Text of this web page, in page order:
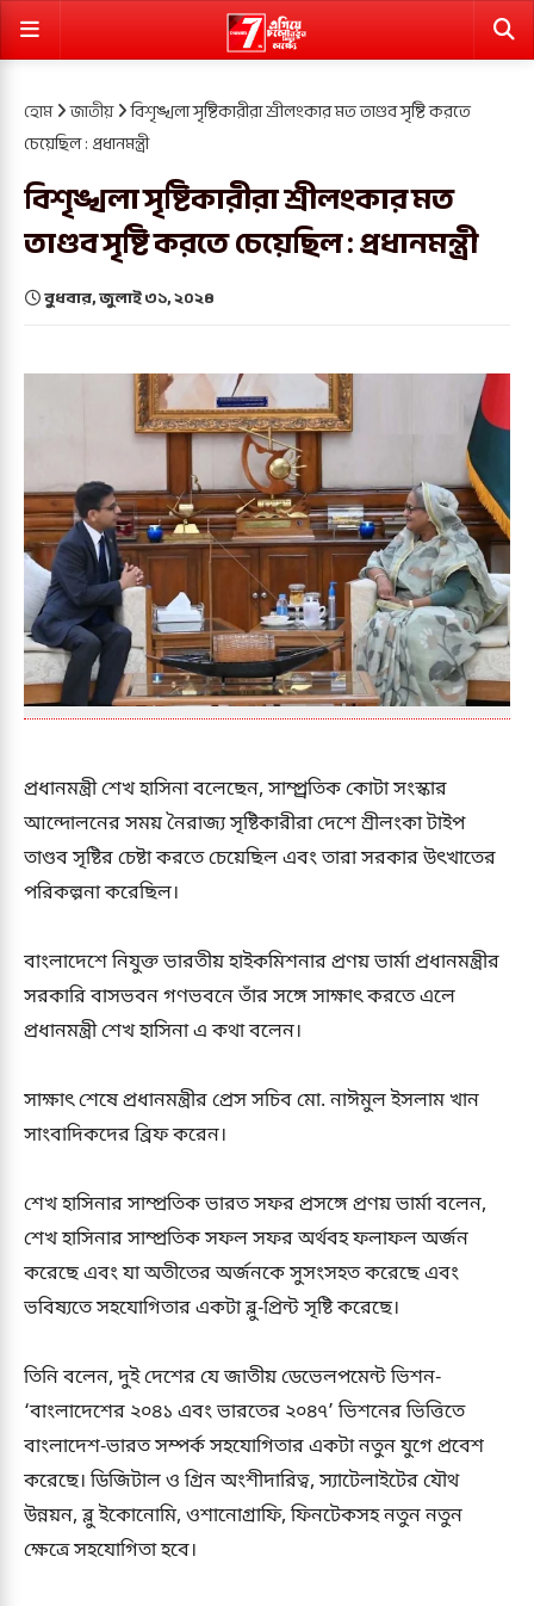
হোম জাতীয় বিশৃঙ্খলা সৃষ্টিকারীরা শ্রীলংকার মত তাণ্ডব সৃষ্টি করতে
চেয়েছিল : প্রধানমন্ত্রী
বিশৃঙ্খলা সৃষ্টিকারীরা শ্রীলংকার মত
তাণ্ডব সৃষ্টি করতে চেয়েছিল : প্রধানমন্ত্রী
বুধবার, জুলাই ৩১, ২০২৪
প্রধানমন্ত্রী শেখ হাসিনা বলেছেন, সাম্প্র্রতিক কোটা সংস্কার
আন্দোলনের সময় নৈরাজ্য সৃষ্টিকারীরা দেশে শ্রীলংকা টাইপ
তাণ্ডব সৃষ্টির চেষ্টা করতে চেয়েছিল এবং তারা সরকার উৎখাতের
পরিকল্পনা করেছিল।
বাংলাদেশে নিযুক্ত ভারতীয় হাইকমিশনার প্রণয় ভার্মা প্রধানমন্ত্রীর
সরকারি বাসভবন গণভবনে তাঁর সঙ্গে সাক্ষাৎ করতে এলে
প্রধানমন্ত্রী শেখ হাসিনা এ কথা বলেন।
সাক্ষাৎ শেষে প্রধানমন্ত্রীর প্রেস সচিব মো. নাঈমুল ইসলাম খান
সাংবাদিকদের ব্রিফ করেন।
শেখ হাসিনার সাম্প্রতিক ভারত সফর প্রসঙ্গে প্রণয় ভার্মা বলেন,
শেখ হাসিনার সাম্প্রতিক সফল সফর অর্থবহ ফলাফল অর্জন
করেছে এবং যা অতীতের অর্জনকে সুসংসহত করেছে এবং
ভবিষ্যতে সহযোগিতার একটা ব্লু-প্রিন্ট সৃষ্টি করেছে।
তিনি বলেন, দুই দেশের যে জাতীয় ডেভেলপমেন্ট ভিশন-
‘বাংলাদেশের ২০৪১ এবং ভারতের ২০৪৭’ ভিশনের ভিত্তিতে
বাংলাদেশ-ভারত সম্পর্ক সহযোগিতার একটা নতুন যুগে প্রবেশ
করেছে। ডিজিটাল ও গ্রিন অংশীদারিত্ব, স্যাটেলাইটের যৌথ
উন্নয়ন, ব্লু ইকোনোমি, ওশানোগ্রাফি, ফিনটেকসহ নতুন নতুন
ক্ষেত্রে সহযোগিতা হবে।